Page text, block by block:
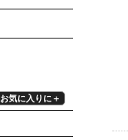
お気に入りに＋